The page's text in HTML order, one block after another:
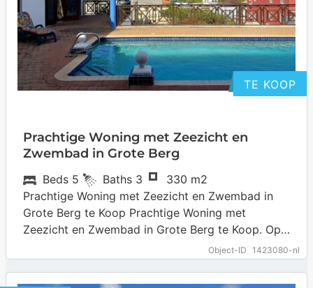
TE KOOP
Prachtige Woning met Zeezicht en
Zwembad in Grote Berg
Object-ID 1423080-nl
Beds 5 Baths 3
330 m2
Prachtige Woning met Zeezicht en Zwembad in
Grote Berg te Koop Prachtige Woning met
Zeezicht en Zwembad in Grote Berg te Koop. Op
… more